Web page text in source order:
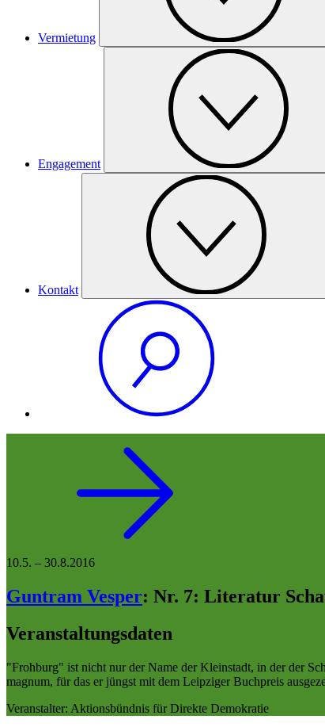
Vermietung
Engagement
Kontakt
10.5. – 30.8.2016
Guntram Vesper: Nr. 7: Literatur
Veranstaltungsdaten
"Frohburg" ist nicht nur der Name der Kleinstadt, in der der
magnum, für das er jüngst mit dem Leipziger Buchpreis
Veranstalter: Aktionsbündnis für Direkte Demokratie